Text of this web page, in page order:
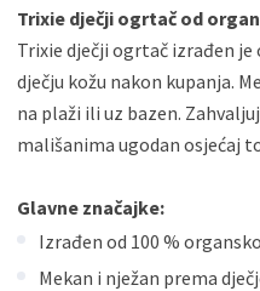
Trixie dječji ogrtač od
Trixie dječji ogrtač izrađen
dječju kožu nakon kupanja.
na plaži ili uz bazen.
mališanima ugodan osjećaj
Glavne značajke:
Izrađen od 100 %
Mekan i nježan prema